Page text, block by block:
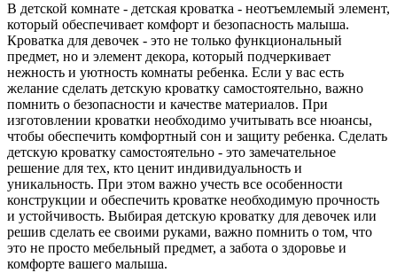
В детской комнате - детская кроватка - неотъемлемый элемент,
который обеспечивает комфорт и безопасность малыша.
Кроватка для девочек - это не только функциональный
предмет, но и элемент декора, который подчеркивает
нежность и уютность комнаты ребенка. Если у вас есть
желание сделать детскую кроватку самостоятельно, важно
помнить о безопасности и качестве материалов. При
изготовлении кроватки необходимо учитывать все нюансы,
чтобы обеспечить комфортный сон и защиту ребенка. Сделать
детскую кроватку самостоятельно - это замечательное
решение для тех, кто ценит индивидуальность и
уникальность. При этом важно учесть все особенности
конструкции и обеспечить кроватке необходимую прочность
и устойчивость. Выбирая детскую кроватку для девочек или
решив сделать ее своими руками, важно помнить о том, что
это не просто мебельный предмет, а забота о здоровье и
комфорте вашего малыша.